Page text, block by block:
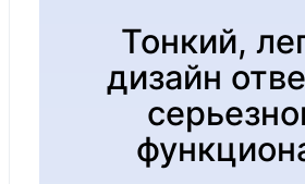
память
(ОЗУ
Тонкий,
дизайн